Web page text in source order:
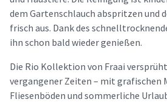
dem Gartenschlauch abspritzen und
frisch aus. Dank des
ihn schon bald wieder genießen.
Die Rio Kollektion von Fraai
vergangener Zeiten – mit grafischen
Fliesenböden und sommerliche